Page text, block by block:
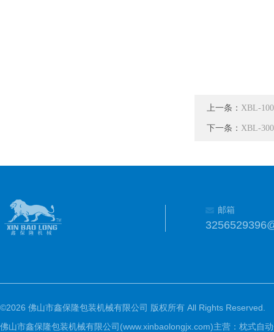
上一条： XBL-
下一条： XBL-
邮箱
©2026 佛山市鑫保隆包装机械有限公司 版权所有 All Rights Reserved.
佛山市鑫保隆包装机械有限公司(www.xinbaolongjx.com)主营：枕式自